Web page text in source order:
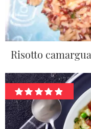
Risotto